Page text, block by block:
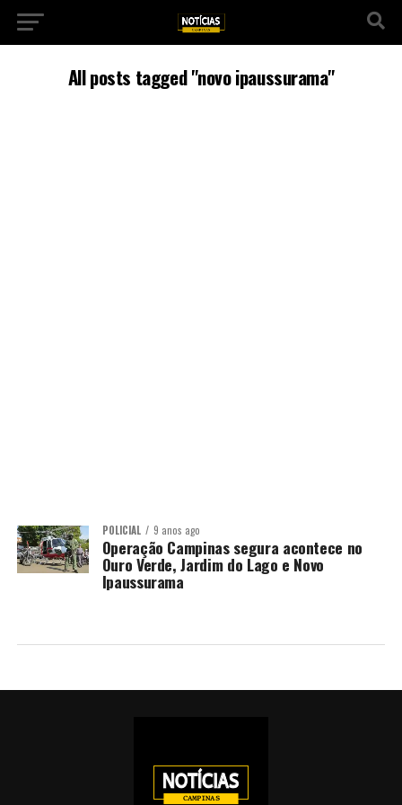
All posts tagged "novo ipaussurama"
POLICIAL 9 anos ago
Operação Campinas segura acontece no
Ouro Verde, Jardim do Lago e Novo
Ipaussurama